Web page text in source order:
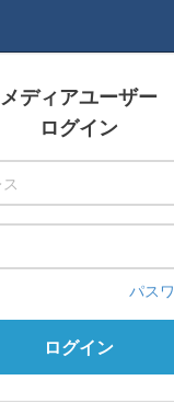
メディアユーザー
ログイン
パス
ログイン